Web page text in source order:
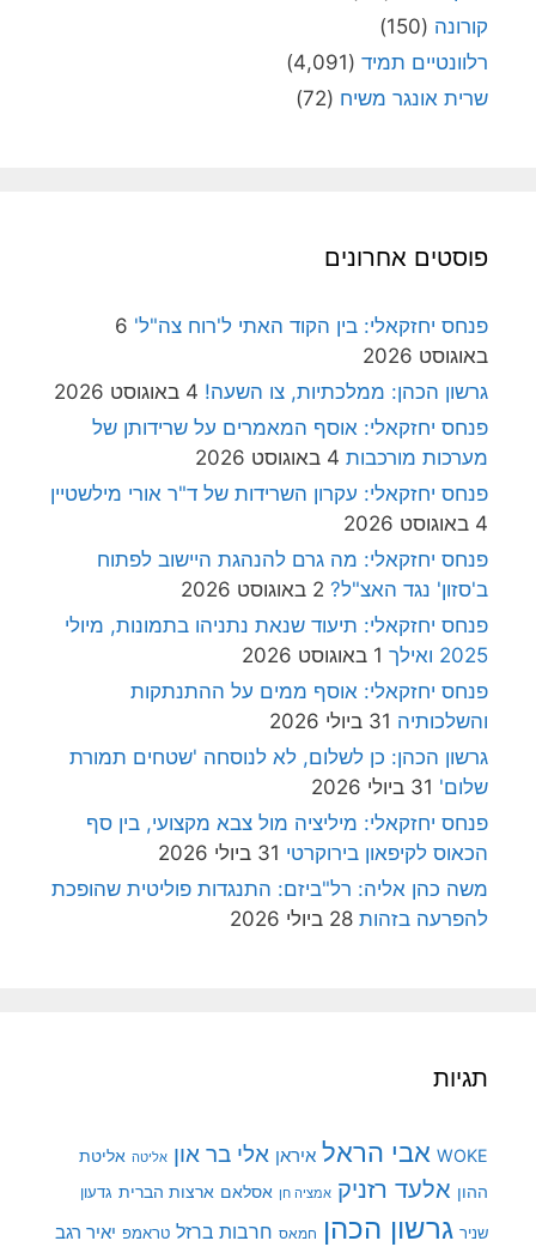
קורונה (150)
רלוונטיים תמיד (4,091)
שרית אונגר משיח (72)
פוסטים אחרונים
פנחס יחזקאלי: בין הקוד האתי ל'רוח צה"ל' 6
באוגוסט 2026
גרשון הכהן: ממלכתיות, צו השעה! 4 באוגוסט 2026
פנחס יחזקאלי: אוסף המאמרים על שרידותן של
מערכות מורכבות 4 באוגוסט 2026
פנחס יחזקאלי: עקרון השרידות של ד"ר אורי מילשטיין
4 באוגוסט 2026
פנחס יחזקאלי: מה גרם להנהגת היישוב לפתוח
ב'סזון' נגד האצ"ל? 2 באוגוסט 2026
פנחס יחזקאלי: תיעוד שנאת נתניהו בתמונות, מיולי
2025 ואילך
1 באוגוסט 2026
פנחס יחזקאלי: אוסף ממים על ההתנתקות
והשלכותיה 31 ביולי 2026
גרשון הכהן: כן לשלום, לא לנוסחה 'שטחים תמורת
שלום' 31 ביולי 2026
פנחס יחזקאלי: מיליציה מול צבא מקצועי, בין סף
הכאוס לקיפאון בירוקרטי 31 ביולי 2026
משה כהן אליה: רל"ביזם: התנגדות פוליטית שהופכת
להפרעה בזהות 28 ביולי 2026
תגיות
WOKE אבי הראל איראן אלי בר און אליטה אליטת
ההון אלעד רזניק אמציה חן אסלאם ארצות הברית גדעון
שניר גרשון הכהן חמאס חרבות ברזל טראמפ יאיר רגב